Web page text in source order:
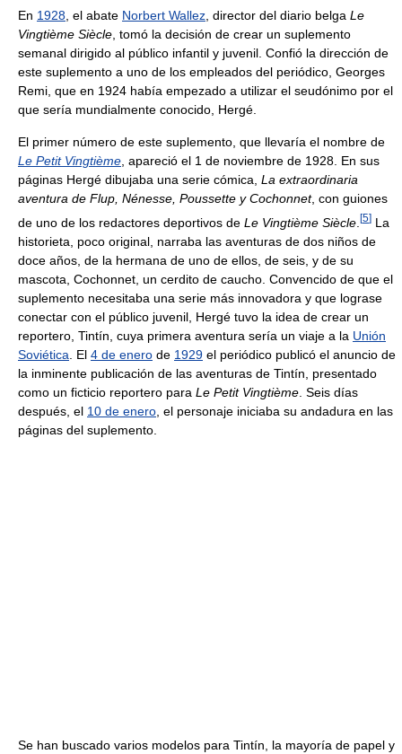
En 1928 , el abate Norbert Wallez , director del diario belga Le
Vingtième Siècle , tomó la decisión de crear un suplemento
semanal dirigido al público infantil y juvenil. Confió la dirección de
este suplemento a uno de los empleados del periódico, Georges
Remi, que en 1924 había empezado a utilizar el seudónimo por el
que sería mundialmente conocido, Hergé.
El primer número de este suplemento, que llevaría el nombre de
Le Petit Vingtième , apareció el 1 de noviembre de 1928. En sus
páginas Hergé dibujaba una serie cómica, La extraordinaria
aventura de Flup, Nénesse, Poussette y Cochonnet, con guiones
de uno de los redactores deportivos de Le Vingtième Siècle [5] La
historieta, poco original, narraba las aventuras de dos niños de
doce años, de la hermana de uno de ellos, de seis, y de su
mascota, Cochonnet, un cerdito de caucho. Convencido de que el
suplemento necesitaba una serie más innovadora y que lograse
conectar con el público juvenil, Hergé tuvo la idea de crear un
reportero, Tintín, cuya primera aventura sería un viaje a la Unión
Soviética . El 4 de enero de 1929 el periódico publicó el anuncio de
la inminente publicación de las aventuras de Tintín, presentado
como un ficticio reportero para Le Petit Vingtième . Seis días
después, el 10 de enero , el personaje iniciaba su andadura en las
páginas del suplemento.
Se han buscado varios modelos para Tintín, la mayoría de papel y